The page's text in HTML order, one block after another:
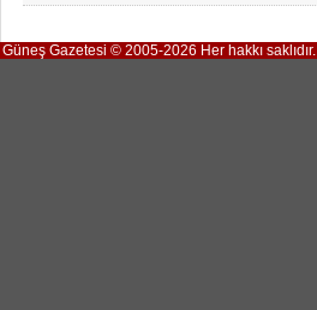
Güneş Gazetesi © 2005-2026 Her hakkı saklıdır.